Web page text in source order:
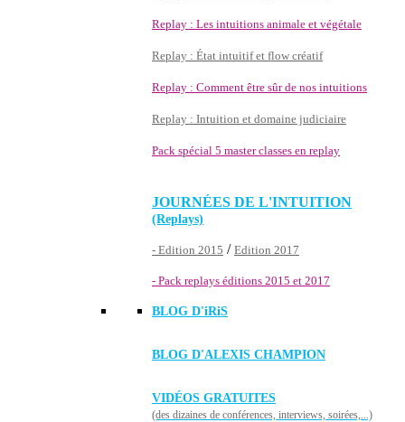
Replay : Les intuitions animale et végétale
Replay : État intuitif et flow créatif
Replay : Comment être sûr de nos intuitions
Replay : Intuition et domaine judiciaire
Pack spécial 5 master classes en replay
JOURNÉES DE L'INTUITION
(Replays)
- Edition 2015 / Edition 2017
- Pack replays éditions 2015 et 2017
BLOG D'iRiS
BLOG D'ALEXIS CHAMPION
VIDÉOS GRATUITES
(des dizaines de conférences, interviews, soirées,...)